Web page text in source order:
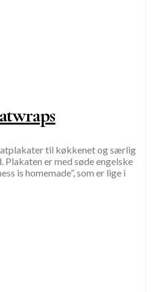
til køkkenet og særlig
Plakaten er med søde engelske
is homemade”, som er lige i